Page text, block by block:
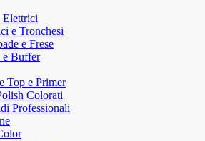
Elettrici
e Tronchesi
e Frese
e Buffer
Top e Primer
Colorati
Professionali